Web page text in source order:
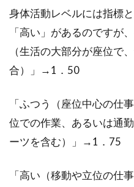
フルーツ
たいです
今回は...
シチュ
リーオ
もしれま
身体活動レベルには指標
「高い」があるのですが
（生活の大部分が座位で
合）」→1．50
「ふつう（座位中心の仕
位での作業、あるいは通
ーツを含む）」→1．75
「高い（移動や立位の仕